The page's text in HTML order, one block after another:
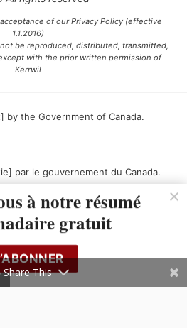
of our Privacy Policy (effective
1.1.2016)
be reproduced, distributed, transmitted,
with the prior written permission of
Kerrwil
the Government of Canada.
par le gouvernement du Canada.
à notre résumé
gratuit
Share This